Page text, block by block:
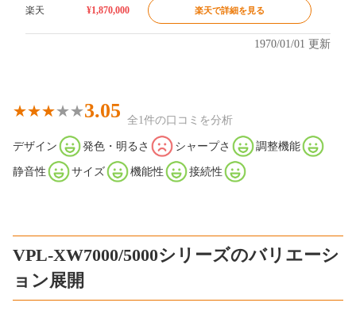
楽天 ¥1,870,000 楽天で詳細を見る
1970/01/01 更新
3.05 全1件の口コミを分析
デザイン 発色・明るさ シャープさ 調整機能
静音性 サイズ 機能性 接続性
VPL-XW7000/5000シリーズのバリエーシ
ョン展開